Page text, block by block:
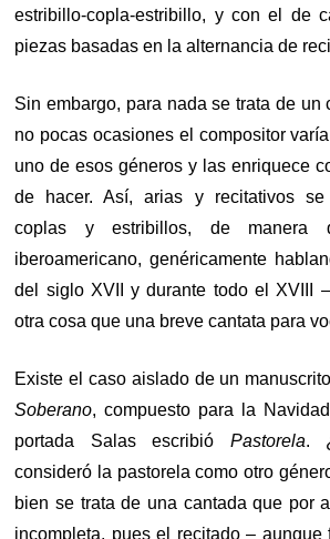
estribillo-copla-estribillo, y con el de
piezas basadas en la alternancia de
Sin embargo, para nada se trata de un
no pocas ocasiones el compositor
uno de esos géneros y las enriquece
de hacer. Así, arias y recitativos se
coplas y estribillos, de manera
iberoamericano, genéricamente
del siglo XVII y durante todo el XVIII
otra cosa que una breve cantata para
Existe el caso aislado de un
Soberano, compuesto para la
portada Salas escribió Pastorela.
consideró la pastorela como otro
bien se trata de una cantada que por
incompleta, pues el recitado – aunque